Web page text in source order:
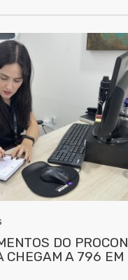
DO PROCON
CHEGAM A 796 EM